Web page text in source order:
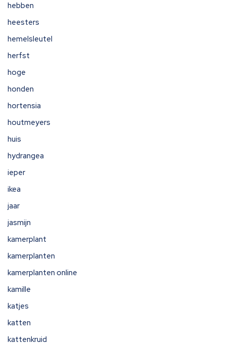
hebben
heesters
hemelsleutel
herfst
hoge
honden
hortensia
houtmeyers
huis
hydrangea
ieper
ikea
jaar
jasmijn
kamerplant
kamerplanten
kamerplanten online
kamille
katjes
katten
kattenkruid